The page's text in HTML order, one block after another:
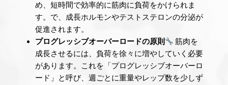
め、短時間で効率的に筋肉に負荷をかけられま
す。で、成長ホルモンやテストステロンの分泌が
促進されます。
プログレッシブオーバーロードの原則
筋肉を
成長させるには、負荷を徐々に増やしていく必要
があります。これを「プログレッシブオーバーロ
ード」と呼び、週ごとに重量やレップ数を少しず